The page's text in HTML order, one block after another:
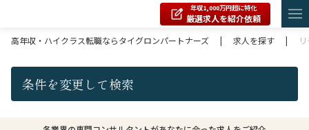
年収1,000万円超に特化
厳選求人を紹介依頼
高年収・ハイクラス転職ならタイグロンパートナーズ
| 求人を探す |
条件を変更して検索